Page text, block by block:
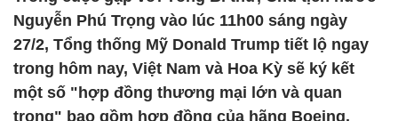
Nguyễn Phú Trọng vào lúc 11h00 sáng ngày
27/2, Tổng thống Mỹ Donald Trump tiết lộ ngay
trong hôm nay, Việt Nam và Hoa Kỳ sẽ ký kết
một số "hợp đồng thương mại lớn và quan
trọng" bao gồm hợp đồng của hãng Boeing.